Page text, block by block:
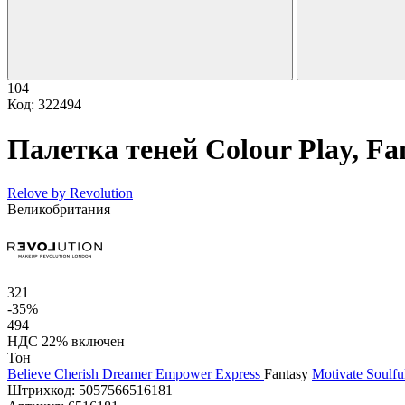
104
Код: 322494
Палетка теней Colour Play,
Relove by Revolution
Великобритания
321
-35%
494
НДС 22% включен
Тон
Believe Cherish DreamerEmpowerExpress Fantasy Motivate
Штрихкод: 5057566516181